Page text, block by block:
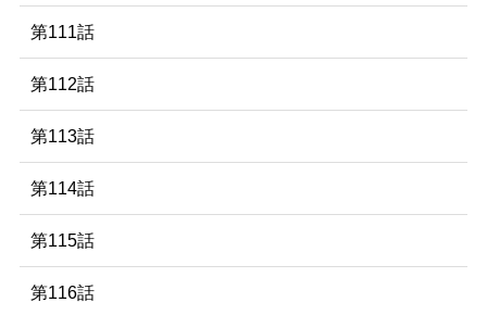
第111話
第112話
第113話
第114話
第115話
第116話